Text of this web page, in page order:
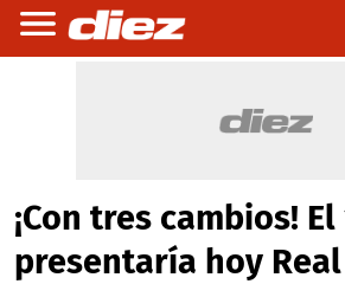
¡Con tres cambios! El
presentaría hoy Real